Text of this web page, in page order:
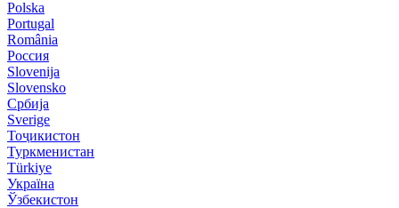
Polska
Portugal
România
Россия
Slovenija
Slovensko
Србија
Sverige
Тоҷикистон
Туркменистан
Türkiye
Україна
Ўзбекистон